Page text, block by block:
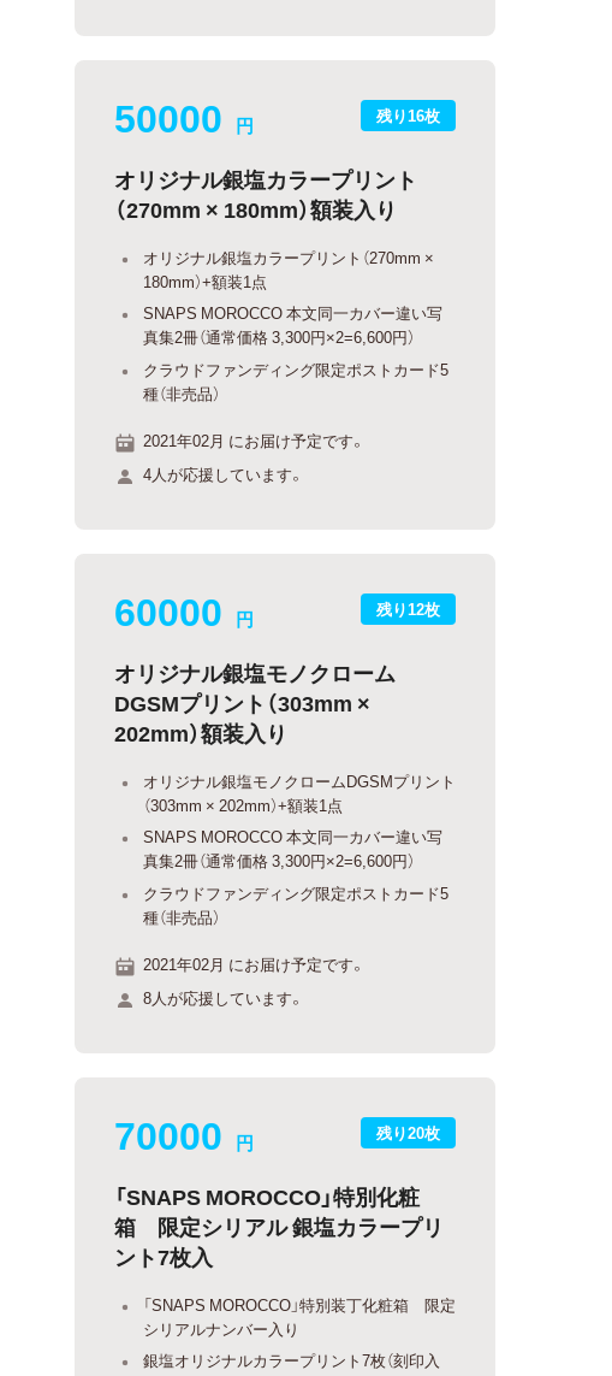
残り16枚
50000 円
オリジナル銀塩カラープリント
（270mm × 180mm）額装入り
オリジナル銀塩カラープリント（270mm ×
180mm）+額装1点
SNAPS MOROCCO 本文同一カバー違い写
真集2冊（通常価格 3,300円×2=6,600円）
クラウドファンディング限定ポストカード5
種（非売品）
2021年02月 にお届け予定です。
4人が応援しています。
残り12枚
60000 円
オリジナル銀塩モノクローム
DGSMプリント（303mm ×
202mm）額装入り
オリジナル銀塩モノクロームDGSMプリント
（303mm × 202mm）+額装1点
SNAPS MOROCCO 本文同一カバー違い写
真集2冊（通常価格 3,300円×2=6,600円）
クラウドファンディング限定ポストカード5
種（非売品）
2021年02月 にお届け予定です。
8人が応援しています。
残り20枚
70000 円
「SNAPS MOROCCO」特別化粧
箱 限定シリアル 銀塩カラープリ
ント7枚入
「SNAPS MOROCCO」特別装丁化粧箱 限定
シリアルナンバー入り
銀塩オリジナルカラープリント7枚（刻印入